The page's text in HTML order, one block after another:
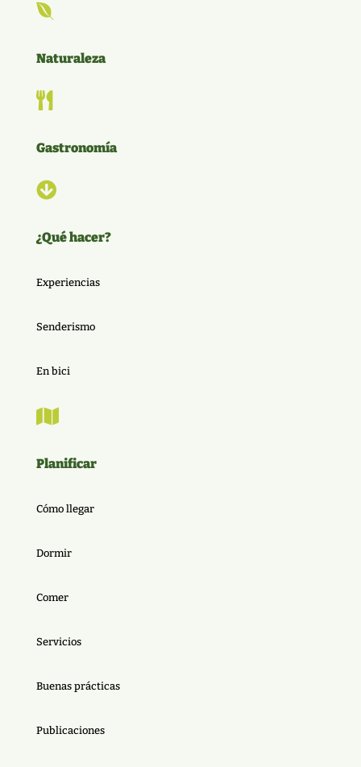

Naturaleza

Gastronomía

¿Qué hacer?
Experiencias
Senderismo
En bici

Planificar
Cómo llegar
Dormir
Comer
Servicios
Buenas prácticas
Publicaciones